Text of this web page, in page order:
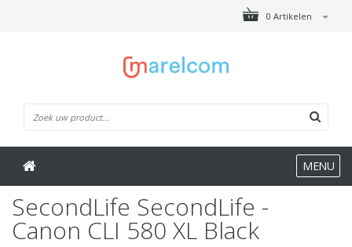
0 Artikelen
MENU
SecondLife SecondLife -
Canon CLI 580 XL Black